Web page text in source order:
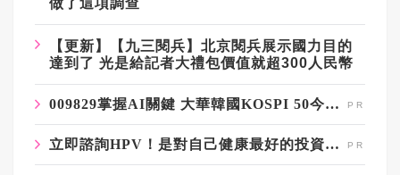
做了這項調查
【更新】【九三閱兵】北京閱兵展示國力目的
達到了 光是給記者大禮包價值就超300人民幣
009829掌握AI關鍵 大華韓國KOSPI 50今強勢開募
立即諮詢HPV！是對自己健康最好的投資，把握現在不嫌晚！